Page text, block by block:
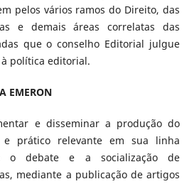
pelos vários ramos do Direito, das
e demais áreas correlatas das
que o conselho Editorial julgue
política editorial.
EMERON
e disseminar a produção do
e prático relevante em sua linha
o debate e a socialização de
mediante a publicação de artigos